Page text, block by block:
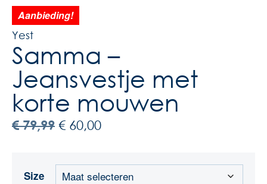
Aanbieding!
Yest
Samma –
Jeansvestje met
korte mouwen
€79,99 € 60,00
Size